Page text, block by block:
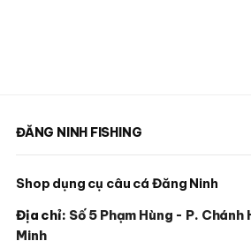
ĐĂNG NINH FISHING
Shop dụng cụ câu cá Đăng Ninh
Địa chỉ: Số 5 Phạm Hùng - P. Chánh
Minh